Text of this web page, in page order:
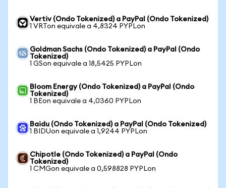
Vertiv (Ondo Tokenized) a PayPal (Ondo Tokenized)
1 VRTon equivale a 4,8324 PYPLon
Goldman Sachs (Ondo Tokenized) a PayPal (Ondo
Tokenized)
1 GSon equivale a 18,5425 PYPLon
Bloom Energy (Ondo Tokenized) a PayPal (Ondo
Tokenized)
1 BEon equivale a 4,0360 PYPLon
Baidu (Ondo Tokenized) a PayPal (Ondo Tokenized)
1 BIDUon equivale a 1,9244 PYPLon
Chipotle (Ondo Tokenized) a PayPal (Ondo
Tokenized)
1 CMGon equivale a 0,598828 PYPLon